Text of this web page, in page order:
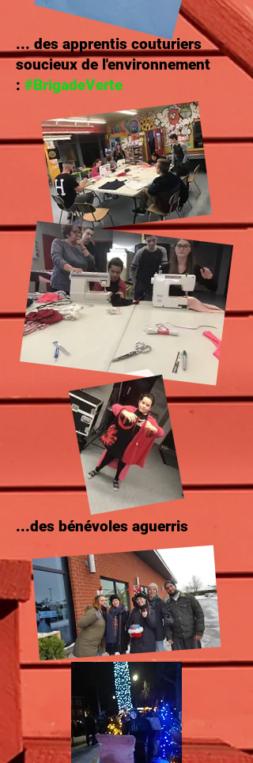
... des apprentis couturiers
soucieux de l'environnement
: #BrigadeVerte
...des bénévoles aguerris